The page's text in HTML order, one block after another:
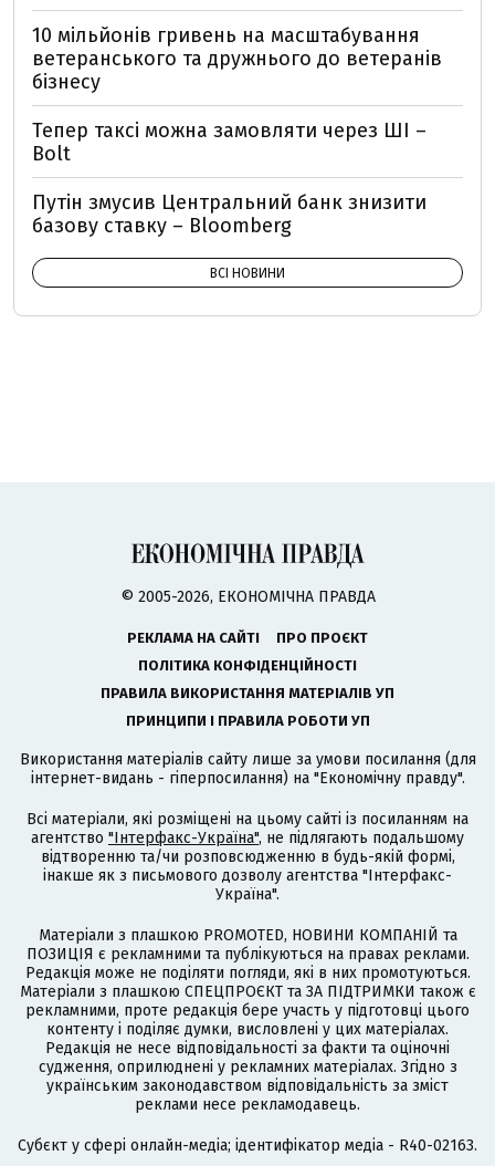
10 мільйонів гривень на масштабування
ветеранського та дружнього до ветеранів
бізнесу
Тепер таксі можна замовляти через ШІ –
Bolt
Путін змусив Центральний банк знизити
базову ставку – Bloomberg
ВСІ НОВИНИ
© 2005-2026, ЕКОНОМІЧНА ПРАВДА
РЕКЛАМА НА САЙТІ
ПРО ПРОЄКТ
ПОЛІТИКА КОНФІДЕНЦІЙНОСТІ
ПРАВИЛА ВИКОРИСТАННЯ МАТЕРІАЛІВ УП
ПРИНЦИПИ І ПРАВИЛА РОБОТИ УП
Використання матеріалів сайту лише за умови посилання (для
інтернет-видань - гіперпосилання) на "Економічну правду".
Всі матеріали, які розміщені на цьому сайті із посиланням на
агентство "Інтерфакс-Україна", не підлягають подальшому
відтворенню та/чи розповсюдженню в будь-якій формі,
інакше як з письмового дозволу агентства "Інтерфакс-
Україна".
Матеріали з плашкою PROMOTED, НОВИНИ КОМПАНІЙ та
ПОЗИЦІЯ є рекламними та публікуються на правах реклами.
Редакція може не поділяти погляди, які в них промотуються.
Матеріали з плашкою СПЕЦПРОЄКТ та ЗА ПІДТРИМКИ також є
рекламними, проте редакція бере участь у підготовці цього
контенту і поділяє думки, висловлені у цих матеріалах.
Редакція не несе відповідальності за факти та оціночні
судження, оприлюднені у рекламних матеріалах. Згідно з
українським законодавством відповідальність за зміст
реклами несе рекламодавець.
Cубєкт у сфері онлайн-медіа; ідентифікатор медіа - R40-02163.